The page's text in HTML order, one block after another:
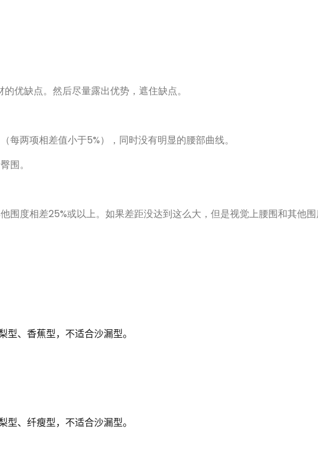
优缺点。然后尽量露出优势，遮住缺点。
两项相差值小于5%），同时没有明显的腰部曲线。
围。
围度相差25%或以上。如果差距没达到这么大，但是视觉上腰围和其他
、香蕉型，不适合沙漏型。
、纤瘦型，不适合沙漏型。